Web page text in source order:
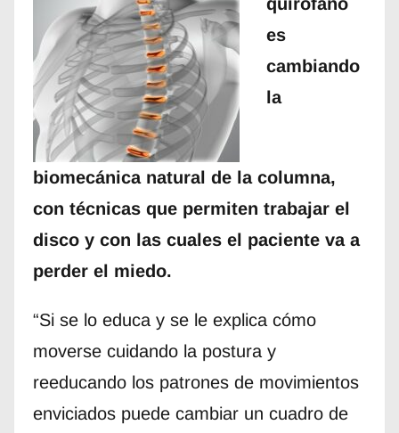
es
cambiando
la
biomecánica natural de la columna,
con técnicas que permiten trabajar el
disco y con las cuales el paciente va a
perder el miedo.
“Si se lo educa y se le explica cómo
moverse cuidando la postura y
reeducando los patrones de movimientos
enviciados puede cambiar un cuadro de